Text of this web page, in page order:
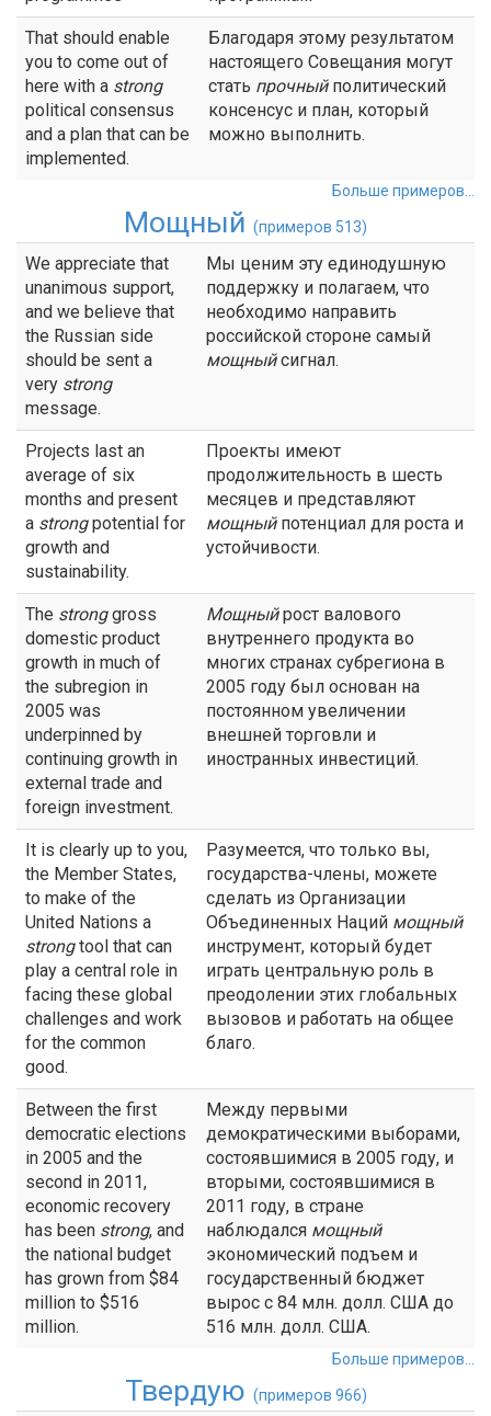
That should enable
you to come out of
here with a strong
political consensus
and a plan that can be
implemented.
Благодаря этому результатом
настоящего Совещания могут
стать прочныйполитический
консенсус и план, который
можно выполнить.
Больше примеров...
Мощный (примеров 513)
We appreciate that
unanimous support,
and we believe that
the Russian side
should be sent a
very strong
message.
Мы ценим эту единодушную
поддержку и полагаем, что
необходимо направить
российской стороне самый
мощныйсигнал.
Projects last an
average of six
months and present
a strongpotential for
growth and
sustainability.
Проекты имеют
продолжительность в шесть
месяцев и представляют
мощныйпотенциал для роста и
устойчивости.
The stronggross
domestic product
growth in much of
the subregion in
2005 was
underpinned by
continuing growth in
external trade and
foreign investment.
Мощныйрост валового
внутреннего продукта во
многих странах субрегиона в
2005 году был основан на
постоянном увеличении
внешней торговли и
иностранных инвестиций.
It is clearly up to you,
the Member States,
to make of the
United Nations a
strongtool that can
play a central role in
facing these global
challenges and work
for the common
good.
Разумеется, что только вы,
государства-члены, можете
сделать из Организации
Объединенных Наций мощный
инструмент, который будет
играть центральную роль в
преодолении этих глобальных
вызовов и работать на общее
благо.
Between the first
democratic elections
in 2005 and the
second in 2011,
economic recovery
has been strong, and
the national budget
has grown from $84
million to $516
million.
Между первыми
демократическими выборами,
состоявшимися в 2005 году, и
вторыми, состоявшимися в
2011 году, в стране
наблюдался мощный
экономический подъем и
государственный бюджет
вырос с 84 млн. долл. США до
516 млн. долл. США.
Больше примеров...
Твердую (примеров 966)